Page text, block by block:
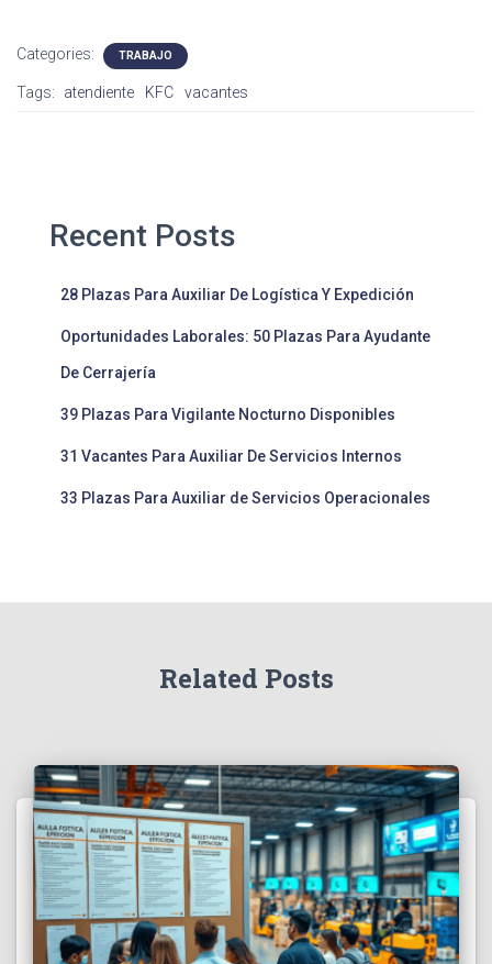
Categories: TRABAJO
Tags: atendiente KFC vacantes
Recent Posts
28 Plazas Para Auxiliar De Logística Y Expedición
Oportunidades Laborales: 50 Plazas Para Ayudante
De Cerrajería
39 Plazas Para Vigilante Nocturno Disponibles
31 Vacantes Para Auxiliar De Servicios Internos
33 Plazas Para Auxiliar de Servicios Operacionales
Related Posts